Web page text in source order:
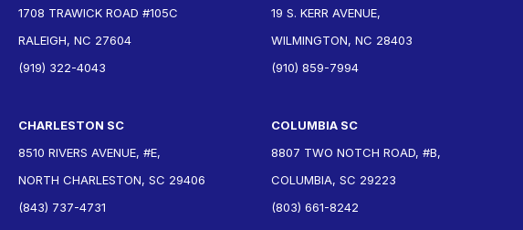
1708 TRAWICK ROAD #105C
RALEIGH, NC 27604
(919) 322-4043
19 S. KERR AVENUE,
WILMINGTON, NC 28403
(910) 859-7994
CHARLESTON SC
8510 RIVERS AVENUE, #E,
NORTH CHARLESTON, SC 29406
(843) 737-4731
COLUMBIA SC
8807 TWO NOTCH ROAD, #B,
COLUMBIA, SC 29223
(803) 661-8242